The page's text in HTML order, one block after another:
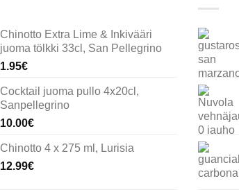
Chinotto Extra Lime & Inkivääri
juoma tölkki 33cl, San Pellegrino
1.95€
Cocktail juoma pullo 4x20cl,
Sanpellegrino
10.00€
Chinotto 4 x 275 ml, Lurisia
12.99€